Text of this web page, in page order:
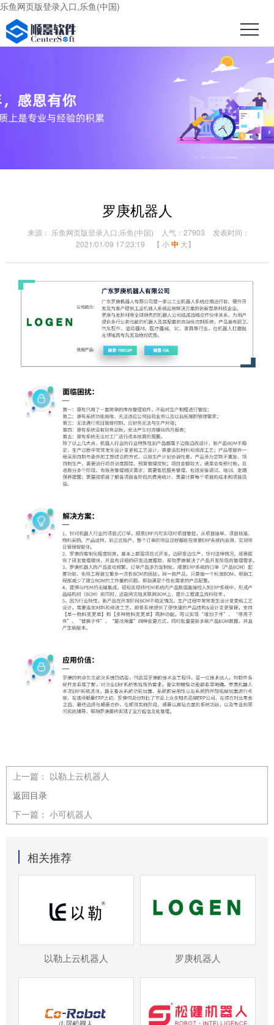
乐鱼网页版登录入口,乐鱼(中国)
罗庚机器人
来源： 乐鱼网页版登录入口,乐鱼(中国) 人气：27903
发表时间：
2021/01/09 17:23:19
【 小中 大】
上一篇： 以勒上云机器人
返回目录
下一篇： 小可机器人
相关推荐
以勒上云机器人 罗庚机器人